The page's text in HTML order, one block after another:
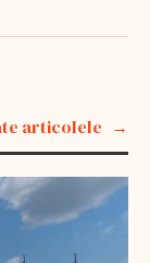
articolele